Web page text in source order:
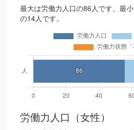
最大は労働力人口の86人です。最
の14人です。
労働力人口（女性）